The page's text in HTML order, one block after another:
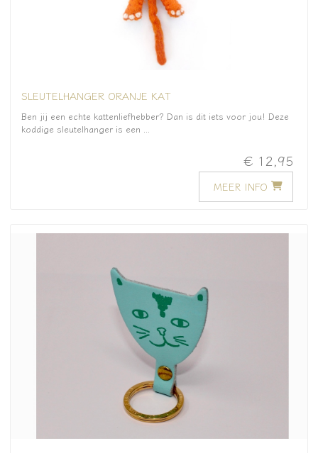
SLEUTELHANGER ORANJE KAT
Ben jij een echte kattenliefhebber? Dan is dit iets voor jou! Deze
koddige sleutelhanger is een ...
€ 12,95
MEER INFO